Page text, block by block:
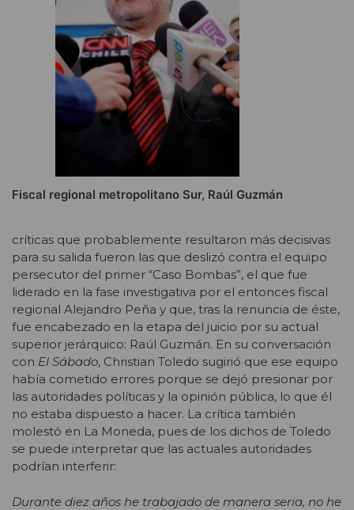
Fiscal regional metropolitano Sur, Raúl Guzmán
críticas que probablemente resultaron más decisivas
para su salida fueron las que deslizó contra el equipo
persecutor del primer “Caso Bombas”, el que fue
liderado en la fase investigativa por el entonces fiscal
regional Alejandro Peña y que, tras la renuncia de éste,
fue encabezado en la etapa del juicio por su actual
superior jerárquico: Raúl Guzmán. En su conversación
con El Sábado, Christian Toledo sugirió que ese equipo
había cometido errores porque se dejó presionar por
las autoridades políticas y la opinión pública, lo que él
no estaba dispuesto a hacer. La crítica también
molestó en La Moneda, pues de los dichos de Toledo
se puede interpretar que las actuales autoridades
podrían interferir:
Durante diez años he trabajado de manera seria, no he